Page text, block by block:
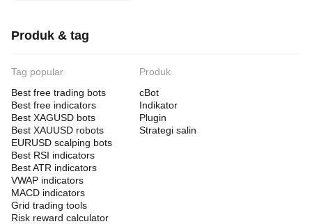
Produk & tag
Tag popular
Best free trading bots
Best free indicators
Best XAGUSD bots
Best XAUUSD robots
EURUSD scalping bots
Best RSI indicators
Best ATR indicators
VWAP indicators
MACD indicators
Grid trading tools
Risk reward calculator
Produk
cBot
Indikator
Plugin
Strategi salin